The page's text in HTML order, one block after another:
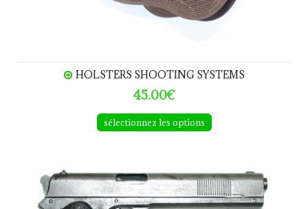
HOLSTERS SHOOTING SYSTEMS
45.00€
sélectionnez les options
COLT 1902 calibre .38 Rimless